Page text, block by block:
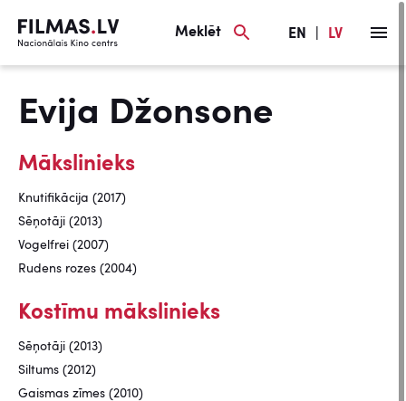
Meklēt EN LV
Evija Džonsone
Mākslinieks
Knutifikācija (2017)
Sēņotāji (2013)
Vogelfrei (2007)
Rudens rozes (2004)
Kostīmu mākslinieks
Sēņotāji (2013)
Siltums (2012)
Gaismas zīmes (2010)